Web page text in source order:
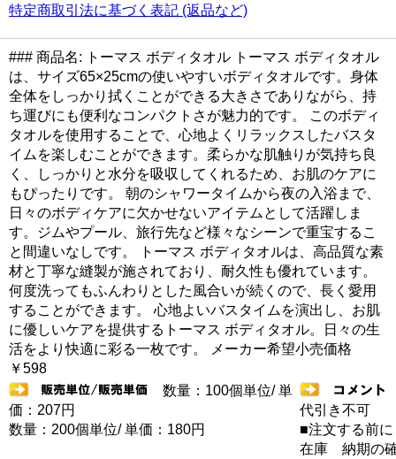
特定商取引法に基づく表記 (返品など)
### 商品名: トーマス ボディタオル トーマス ボディタオル
は、サイズ65×25cmの使いやすいボディタオルです。身体
全体をしっかり拭くことができる大きさでありながら、持
ち運びにも便利なコンパクトさが魅力的です。 このボディ
タオルを使用することで、心地よくリラックスしたバスタ
イムを楽しむことができます。柔らかな肌触りが気持ち良
く、しっかりと水分を吸収してくれるため、お肌のケアに
もぴったりです。 朝のシャワータイムから夜の入浴まで、
日々のボディケアに欠かせないアイテムとして活躍しま
す。ジムやプール、旅行先など様々なシーンで重宝するこ
と間違いなしです。 トーマス ボディタオルは、高品質な素
材と丁寧な縫製が施されており、耐久性も優れています。
何度洗ってもふんわりとした風合いが続くので、長く愛用
することができます。 心地よいバスタイムを演出し、お肌
に優しいケアを提供するトーマス ボディタオル。日々の生
活をより快適に彩る一枚です。 メーカー希望小売価格
￥598
数量：100個単位/ 単
価：207円
数量：200個単位/ 単価：180円
代引き不可
■注文する前に
在庫 納期の